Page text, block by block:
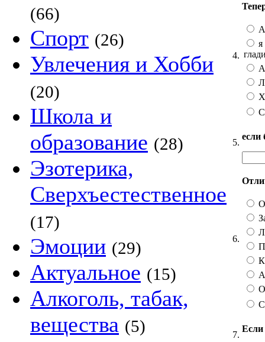
(66)
Спорт (26)
Увлечения и Хобби
(20)
Школа и
образование (28)
Эзотерика,
Сверхъестественное
(17)
Эмоции (29)
Актуальное (15)
Алкоголь, табак,
вещества (5)
4.
я
5.
если
6.
7.